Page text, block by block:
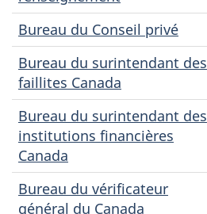
Bureau du Conseil privé
Bureau du surintendant des
faillites Canada
Bureau du surintendant des
institutions financières
Canada
Bureau du vérificateur
général du Canada